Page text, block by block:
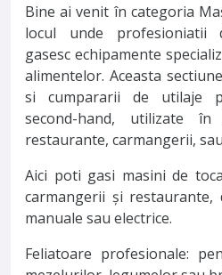
Bine ai venit în categoria
locul unde profesioniatii
gasesc echipamente
alimentelor. Aceasta
si cumpararii de utilaje
second-hand, utilizate în
restaurante, carmangerii,
Aici poti gasi masini de
carmangerii și restaurante,
manuale sau electrice.
Feliatoare profesionale: